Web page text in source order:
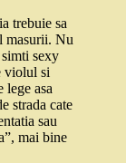
trebuie sa
masurii. Nu
simti sexy
violul si
lege asa
strada cate
sau
mai bine